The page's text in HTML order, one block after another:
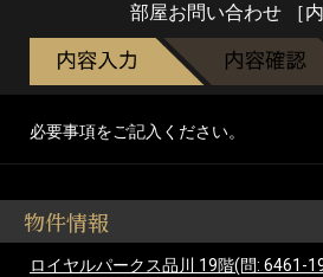
部屋お問い合わせ ［内
必要事項をご記入ください。
物件情報
ロイヤルパークス品川 19階(問: 6461-